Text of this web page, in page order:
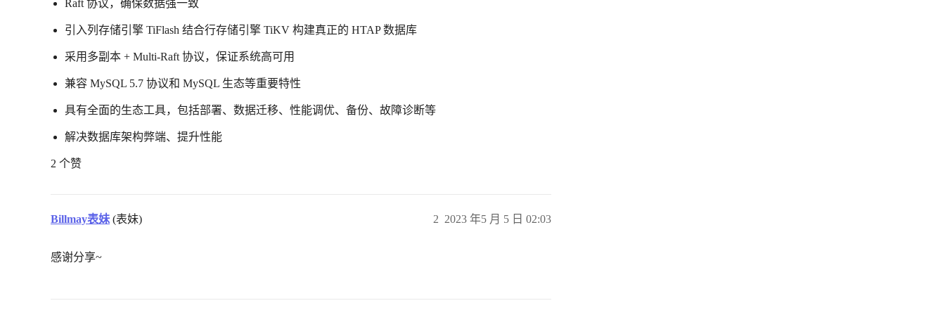
Raft 协议，确保数据强一致
引入列存储引擎 TiFlash 结合行存储引擎 TiKV 构建真正的 HTAP 数据库
采用多副本 + Multi-Raft 协议，保证系统高可用
兼容 MySQL 5.7 协议和 MySQL 生态等重要特性
具有全面的生态工具，包括部署、数据迁移、性能调优、备份、故障诊断等
解决数据库架构弊端、提升性能
2 个赞
Billmay表妹 (表妹) 2023 年5 月 5 日 02:03
2
感谢分享~